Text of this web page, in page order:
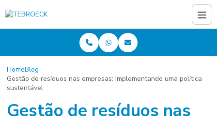
HomeBlog
Gestão de resíduos nas empresas: Implementando uma política
sustentável
Gestão de resíduos nas